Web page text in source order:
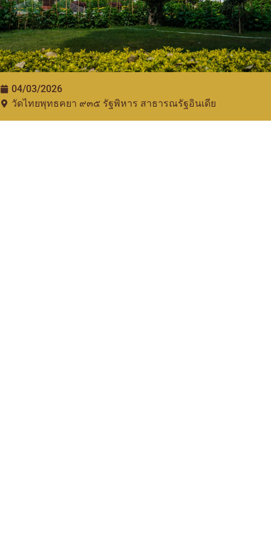
04/03/2026
วัดไทยพุทธคยา ๙๓๕​ รัฐพิหาร สาธารณรัฐอินเดีย